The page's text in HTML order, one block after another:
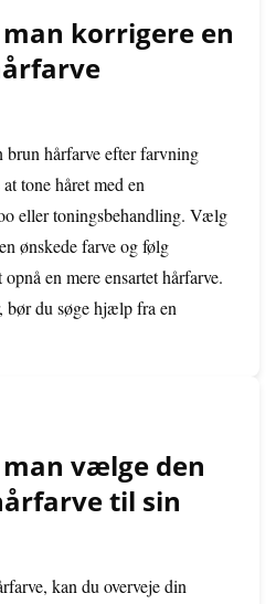
korrigere en
hårfarve efter farvning
tone håret med en
eller toningsbehandling. Vælg
ønskede farve og følg
en mere ensartet hårfarve.
du søge hjælp fra en
vælge den
til sin
kan du overveje din